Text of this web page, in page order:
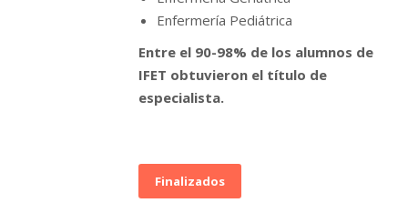
Enfermería Pediátrica
Entre el 90-98% de los alumnos de
IFET obtuvieron el título de
especialista.
Finalizados